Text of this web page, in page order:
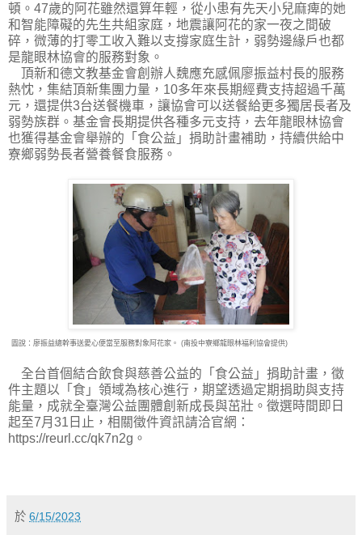
頓。47歲的阿花雖然還算年輕，從小患有先天小兒麻痺的她
和智能障礙的先生共組家庭，地震讓阿花的家一夜之間破
碎，微薄的打零工收入難以支撐家庭生計，弱勢邊緣戶也都
是龍眼林協會的服務對象。
頂新和德文教基金會創辦人魏應充感佩廖振益村長的服務
熱忱，集結頂新集團力量，10多年來長期經費支持超過千萬
元，還提供3台送餐機車，讓協會可以送餐給更多獨居長者及
弱勢族群。基金會長期提供各種多元支持，去年龍眼林協會
也獲得基金會舉辦的「食公益」捐助計畫補助，持續供給中
寮鄉弱勢長者營養餐食服務。
圖說：廖振益總幹事送愛心便當至服務對象阿花家。 (南投中寮鄉龍眼林福利協會提供)
全台首個結合飲食與慈善公益的「食公益」捐助計畫，徵
件主題以「食」領域為核心進行，期望透過定期捐助與支持
能量，成就全臺灣公益團體創新成長與茁壯。徵選時間即日
起至7月31日止，相關徵件資訊請洽官網：
https://reurl.cc/qk7n2g。
於 6/15/2023